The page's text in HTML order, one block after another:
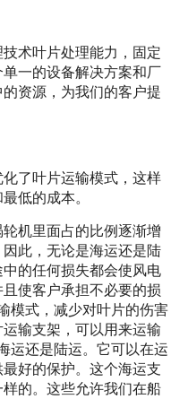
术叶片处理能力，固定
一的设备解决方案和厂
资源，为我们的客户提
了叶片运输模式，这样
低的成本。
机里面占的比例逐渐增
此，无论是海运还是陆
的任何损失都会使风电
使客户承担不必要的损
模式，减少对叶片的伤害
输支架，可以用来运输
运还是陆运。它可以在运
好的保护。这个海运支
的。这些允许我们在船